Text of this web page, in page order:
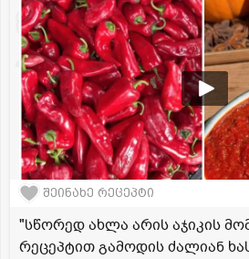
შეინახე რეცეპტი
"სწორედ ახლა არის აჯიკის
რეცეპტით გამოდის ძალიან